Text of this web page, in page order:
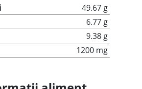
49.67 g
6.77 g
9.38 g
1200 mg